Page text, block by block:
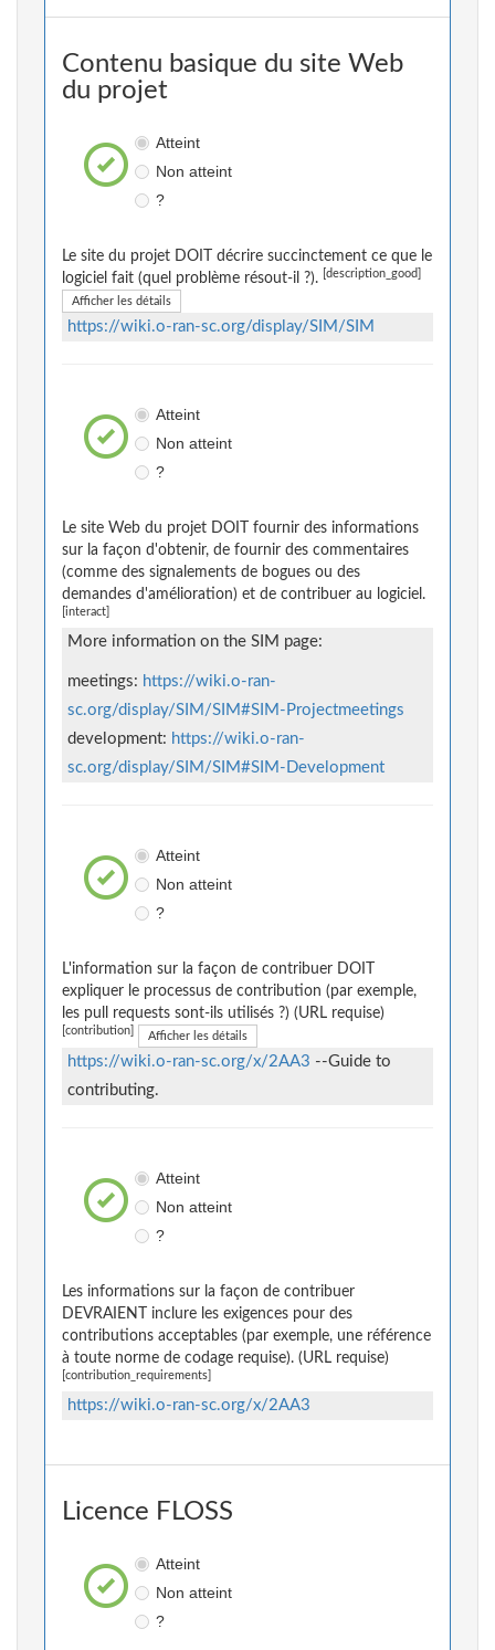
Contenu basique du site Web
du projet
Atteint
Non atteint
?
Le site du projet DOIT décrire succinctement ce que le
logiciel fait (quel problème résout-il ?).
[description_good]
Afficher les détails
https://wiki.o-ran-sc.org/display/SIM/SIM
Atteint
Non atteint
?
Le site Web du projet DOIT fournir des informations
sur la façon d'obtenir, de fournir des commentaires
(comme des signalements de bogues ou des
demandes d'amélioration) et de contribuer au logiciel.
[interact]
More information on the SIM page:
meetings: https://wiki.o-ran-
sc.org/display/SIM/SIM#SIM-Projectmeetings
development: https://wiki.o-ran-
sc.org/display/SIM/SIM#SIM-Development
Atteint
Non atteint
?
L'information sur la façon de contribuer DOIT
expliquer le processus de contribution (par exemple,
les pull requests sont-ils utilisés ?) (URL requise)
[contribution] Afficher les détails
https://wiki.o-ran-sc.org/x/2AA3 --Guide to
contributing.
Atteint
Non atteint
?
Les informations sur la façon de contribuer
DEVRAIENT inclure les exigences pour des
contributions acceptables (par exemple, une référence
à toute norme de codage requise). (URL requise)
[contribution_requirements]
https://wiki.o-ran-sc.org/x/2AA3
Licence FLOSS
Atteint
Non atteint
?